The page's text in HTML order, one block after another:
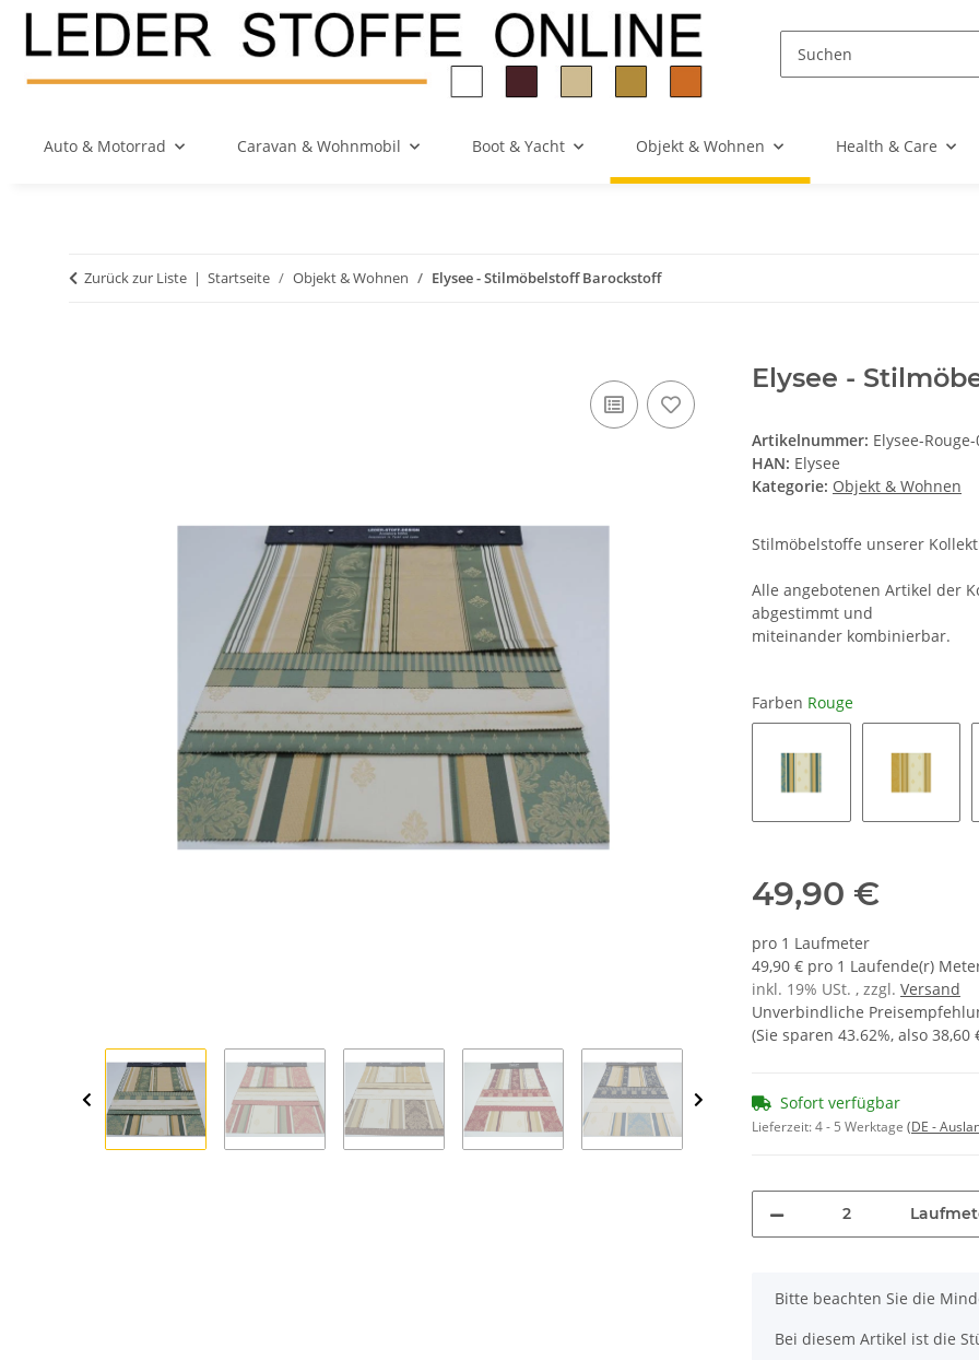
Auto & Motorrad Caravan & Wohnmobil Boot & Yacht Objekt & Wohnen Health & Care
Zurück zur Liste Startseite Objekt & Wohnen Elysee - Stilmöbelstoff Barockstoff
Elysee -
Artikelnummer: Elysee-
HAN: Elysee
Kategorie: Objekt & Wohnen
Stilmöbelstoffe unserer
Alle angebotenen Artikel der
abgestimmt und
miteinander kombinierbar.
Farben Rouge
49,90 €
pro 1 Laufmeter
49,90 € pro 1 Laufende(r)
inkl. 19% USt. , zzgl. Versand
Unverbindliche
(Sie sparen 43.62%, also 38,60
Sofort verfügbar
Lieferzeit:4 - 5 Werktage (DE -
x
Bitte beachten Sie die
Bei diesem Artikel ist die